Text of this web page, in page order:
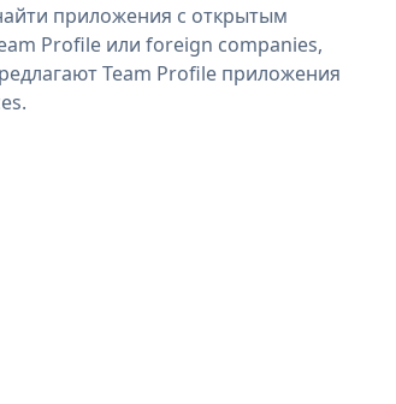
приложения с открытым
Profile или foreign companies,
Team Profile приложения